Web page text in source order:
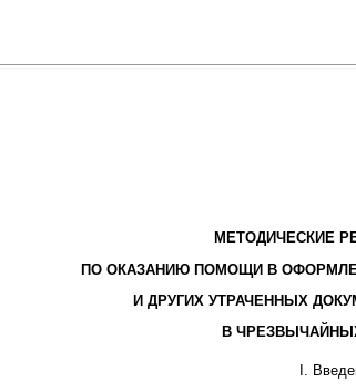
МЕТОДИЧЕСКИЕ
ПО ОКАЗАНИЮ ПОМОЩИ В
И ДРУГИХ УТРАЧЕННЫХ
В
I.